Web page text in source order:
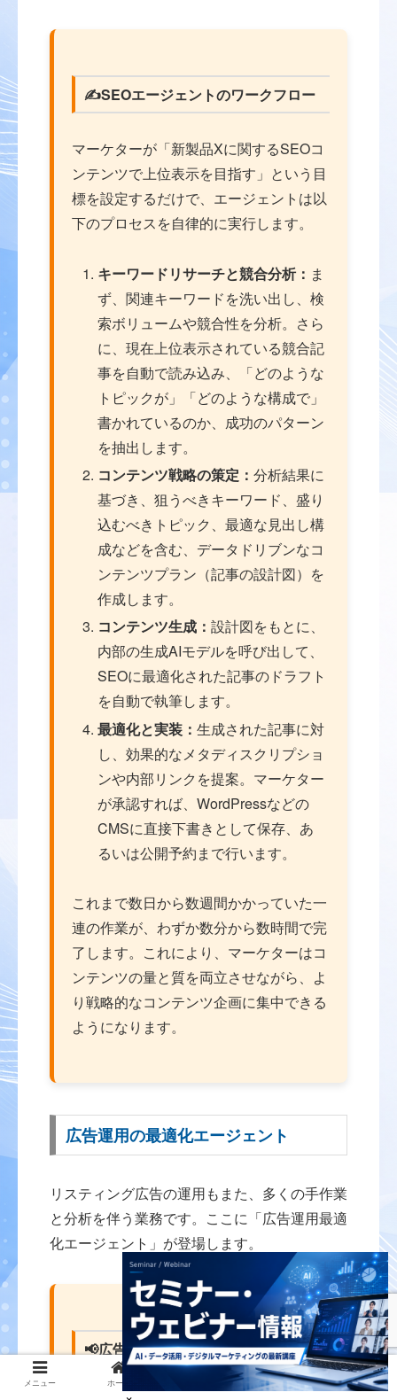
✍️SEOエージェントのワークフロー
マーケターが「新製品Xに関するSEOコ
ンテンツで上位表示を目指す」という目
標を設定するだけで、エージェントは以
下のプロセスを自律的に実行します。
キーワードリサーチと競合分析： ま
ず、関連キーワードを洗い出し、検
索ボリュームや競合性を分析。さら
に、現在上位表示されている競合記
事を自動で読み込み、「どのような
トピックが」「どのような構成で」
書かれているのか、成功のパターン
を抽出します。
コンテンツ戦略の策定：分析結果に
基づき、狙うべきキーワード、盛り
込むべきトピック、最適な見出し構
成などを含む、データドリブンなコ
ンテンツプラン（記事の設計図）を
作成します。
コンテンツ生成：設計図をもとに、
内部の生成AIモデルを呼び出して、
SEOに最適化された記事のドラフト
を自動で執筆します。
最適化と実装：生成された記事に対
し、効果的なメタディスクリプショ
ンや内部リンクを提案。マーケター
が承認すれば、WordPressなどの
CMSに直接下書きとして保存、あ
るいは公開予約まで行います。
これまで数日から数週間かかっていた一
連の作業が、わずか数分から数時間で完
了します。これにより、マーケターはコ
ンテンツの量と質を両立させながら、よ
り戦略的なコンテンツ企画に集中できる
ようになります。
広告運用の最適化エージェント
リスティング広告の運用もまた、多くの手作業
と分析を伴う業務です。ここに「広告運用最適
化エージェント」が登場します。
📢広告運用エージェントのワークフ
ロー
メニュー ホーム トップ サイドバー